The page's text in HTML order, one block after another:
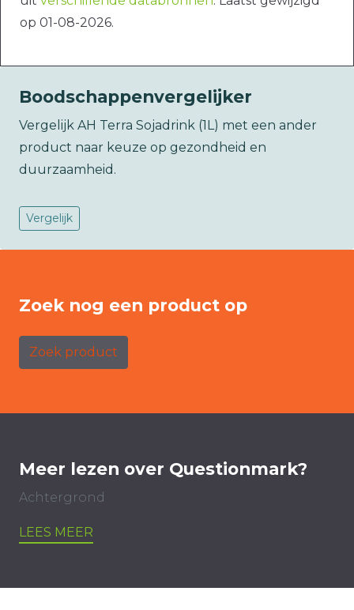
op 01-08-2026.
Boodschappenvergelijker
Vergelijk AH Terra Sojadrink (1L) met een ander
product naar keuze op gezondheid en
duurzaamheid.
Vergelijk
Zoek nog een product op
Zoek product
Meer lezen over Questionmark?
Achtergrond
LEES MEER